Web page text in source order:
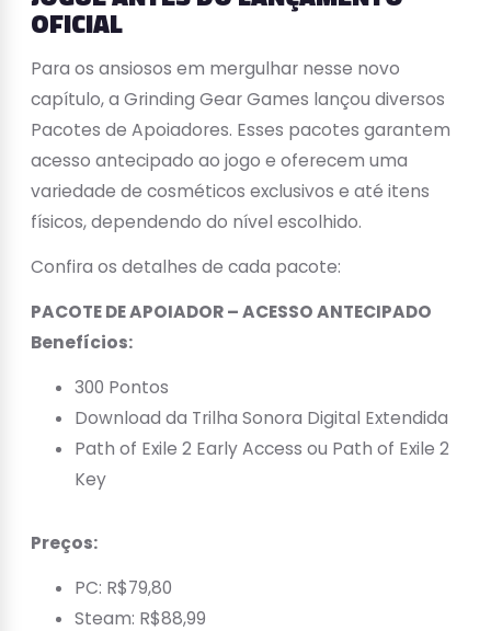
OFICIAL
Para os ansiosos em mergulhar nesse novo
capítulo, a Grinding Gear Games lançou diversos
Pacotes de Apoiadores. Esses pacotes garantem
acesso antecipado ao jogo e oferecem uma
variedade de cosméticos exclusivos e até itens
físicos, dependendo do nível escolhido.
Confira os detalhes de cada pacote:
PACOTE DE APOIADOR – ACESSO ANTECIPADO
Benefícios:
300 Pontos
Download da Trilha Sonora Digital Extendida
Path of Exile 2 Early Access ou Path of Exile 2
Key
Preços:
PC: R$79,80
Steam: R$88,99